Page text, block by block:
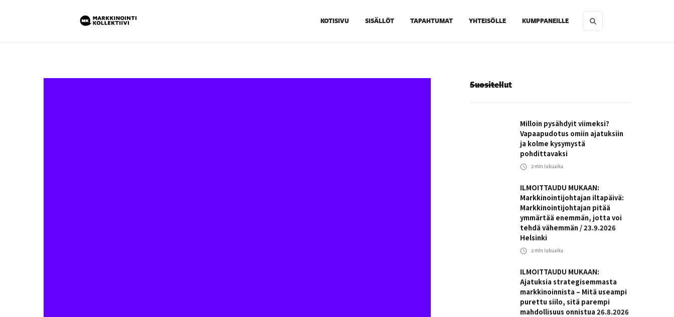
KOTISIVU SISÄLLÖT TAPAHTUMAT YHTEISÖLLE KUMPPANEILLE
Suositellut
Milloin pysähdyit viimeksi?
Vapaapudotus omiin ajatuksiin
ja kolme kysymystä
pohdittavaksi
2min lukuaika
ILMOITTAUDU MUKAAN:
Markkinointijohtajan iltapäivä:
Markkinointijohtajan pitää
ymmärtää enemmän, jotta voi
tehdä vähemmän / 23.9.2026
Helsinki
2min lukuaika
ILMOITTAUDU MUKAAN:
Ajatuksia strategisemmasta
markkinoinnista – Mitä useampi
purettu siilo, sitä parempi
mahdollisuus onnistua 26.8.2026